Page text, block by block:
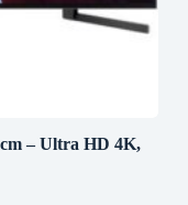
– Ultra HD 4K,